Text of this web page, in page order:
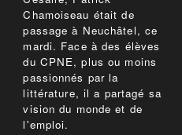
Chamoiseau était de
passage à Neuchâtel, ce
mardi. Face à des élèves
du CPNE, plus ou moins
passionnés par la
littérature, il a partagé sa
vision du monde et de
l'emploi.